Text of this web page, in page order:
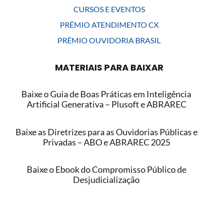
CURSOS E EVENTOS
PRÊMIO ATENDIMENTO CX
PRÊMIO OUVIDORIA BRASIL
MATERIAIS PARA BAIXAR
Baixe o Guia de Boas Práticas em Inteligência
Artificial Generativa – Plusoft e ABRAREC
Baixe as Diretrizes para as Ouvidorias Públicas e
Privadas – ABO e ABRAREC 2025
Baixe o Ebook do Compromisso Público de
Desjudicialização